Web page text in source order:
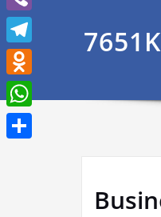
Viber
Telegram
Odnoklassniki
WhatsApp